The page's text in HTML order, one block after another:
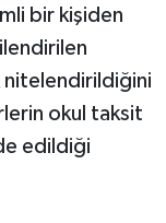
bir kişiden
nitelendirildiğini
okul taksit
edildiği